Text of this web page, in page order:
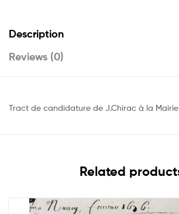
Description
Reviews (0)
Tract de candidature de J.Chirac à la Mairie
Related